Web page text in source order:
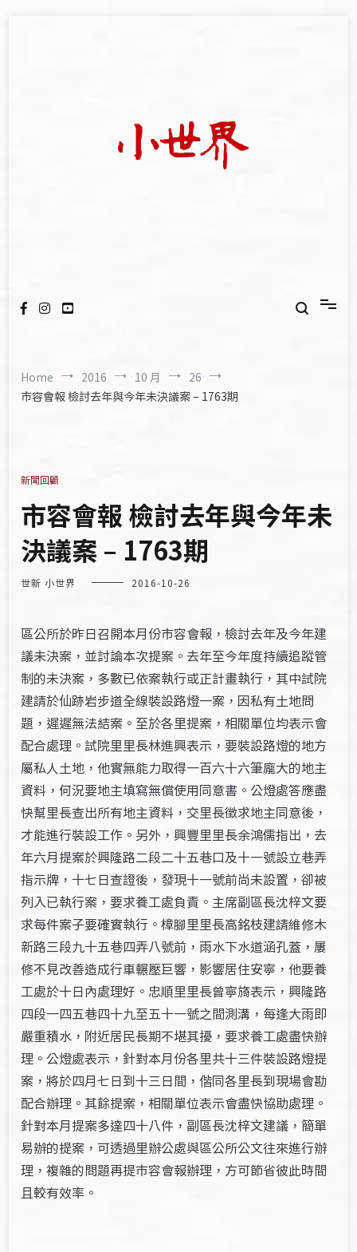
Home 2016 10 月
26
市容會報 檢討去年與今年未決議案 – 1763期
新聞回顧
市容會報 檢討去年與今年未
決議案 – 1763期
世新 小世界 2016-10-26
區公所於昨日召開本月份市容會報，檢討去年及今年建
議未決案，並討論本次提案。去年至今年度持續追蹤管
制的未決案，多數已依案執行或正計畫執行，其中試院
建請於仙跡岩步道全線裝設路燈一案，因私有土地問
題，遲遲無法結案。至於各里提案，相關單位均表示會
配合處理。試院里里長林進興表示，要裝設路燈的地方
屬私人土地，他實無能力取得一百六十六筆龐大的地主
資料，何況要地主填寫無償使用同意書。公燈處答應盡
快幫里長查出所有地主資料，交里長徵求地主同意後，
才能進行裝設工作。另外，興豐里里長余鴻儒指出，去
年六月提案於興隆路二段二十五巷口及十一號設立巷弄
指示牌，十七日查證後，發現十一號前尚未設置，卻被
列入已執行案，要求養工處負責。主席副區長沈梓文要
求每件案子要確實執行。樟腳里里長高銘枝建請維修木
新路三段九十五巷四弄八號前，雨水下水道涵孔蓋，屢
修不見改善造成行車輾壓巨響，影響居住安寧，他要養
工處於十日內處理好。忠順里里長曾寧旖表示，興隆路
四段一四五巷四十九至五十一號之間測溝，每逢大雨即
嚴重積水，附近居民長期不堪其擾，要求養工處盡快辦
理。公燈處表示，針對本月份各里共十三件裝設路燈提
案，將於四月七日到十三日間，偕同各里長到現場會勘
配合辦理。其餘提案，相關單位表示會盡快協助處理。
針對本月提案多達四十八件，副區長沈梓文建議，簡單
易辦的提案，可透過里辦公處與區公所公文往來進行辦
理，複雜的問題再提市容會報辦理，方可節省彼此時間
且較有效率。